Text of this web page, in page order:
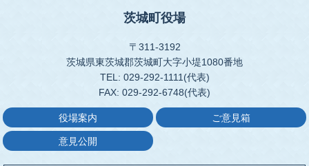
茨城町役場
〒311-3192
茨城県東茨城郡茨城町大字小堤1080番地
TEL: 029-292-1111(代表)
FAX: 029-292-6748(代表)
役場案内 ご意見箱
意見公開